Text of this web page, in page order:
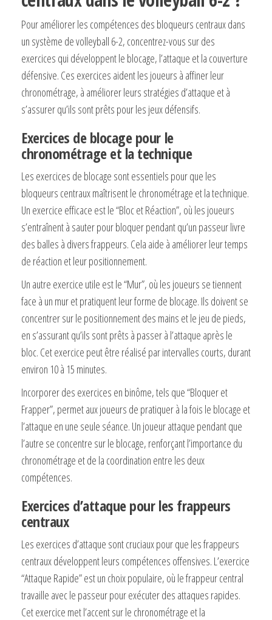
Pour améliorer les compétences des bloqueurs centraux dans
un système de volleyball 6-2, concentrez-vous sur des
exercices qui développent le blocage, l’attaque et la couverture
défensive. Ces exercices aident les joueurs à affiner leur
chronométrage, à améliorer leurs stratégies d’attaque et à
s’assurer qu’ils sont prêts pour les jeux défensifs.
Exercices de blocage pour le
chronométrage et la technique
Les exercices de blocage sont essentiels pour que les
bloqueurs centraux maîtrisent le chronométrage et la technique.
Un exercice efficace est le “Bloc et Réaction”, où les joueurs
s’entraînent à sauter pour bloquer pendant qu’un passeur livre
des balles à divers frappeurs. Cela aide à améliorer leur temps
de réaction et leur positionnement.
Un autre exercice utile est le “Mur”, où les joueurs se tiennent
face à un mur et pratiquent leur forme de blocage. Ils doivent se
concentrer sur le positionnement des mains et le jeu de pieds,
en s’assurant qu’ils sont prêts à passer à l’attaque après le
bloc. Cet exercice peut être réalisé par intervalles courts, durant
environ 10 à 15 minutes.
Incorporer des exercices en binôme, tels que “Bloquer et
Frapper”, permet aux joueurs de pratiquer à la fois le blocage et
l’attaque en une seule séance. Un joueur attaque pendant que
l’autre se concentre sur le blocage, renforçant l’importance du
chronométrage et de la coordination entre les deux
compétences.
Exercices d’attaque pour les frappeurs
centraux
Les exercices d’attaque sont cruciaux pour que les frappeurs
centraux développent leurs compétences offensives. L’exercice
“Attaque Rapide” est un choix populaire, où le frappeur central
travaille avec le passeur pour exécuter des attaques rapides.
Cet exercice met l’accent sur le chronométrage et la